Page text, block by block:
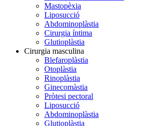
Mastopèxia
Liposucció
Abdominoplàstia
Cirurgia íntima
Glutioplàstia
Cirurgia masculina
Blefaroplàstia
Otoplàstia
Rinoplàstia
Ginecomàstia
Pròtesi pectoral
Liposucció
Abdominoplàstia
Glutioplàstia